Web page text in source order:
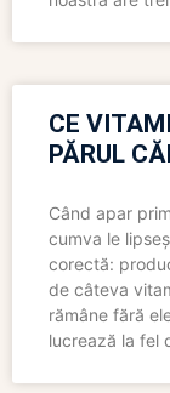
CE
PĂRUL
Când apar
cumva le
corectă:
de câteva
rămâne fără
lucrează la fel